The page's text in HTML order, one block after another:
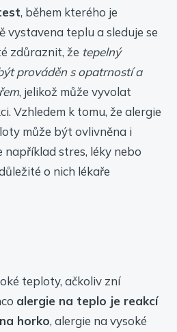
, během kterého je
vystavena teplu a sleduje se
zdůraznit, že tepelný
prováděn s opatrností a
, jelikož může vyvolat
Vzhledem k tomu, že alergie
může být ovlivněna i
například stres, léky nebo
o nich lékaře
teploty, ačkoliv zní
alergie na teplo je reakcí
horko, alergie na vysoké